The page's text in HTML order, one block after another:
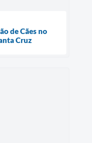
de Cães no
Cruz